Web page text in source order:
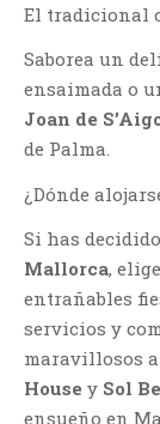
El tradicional
Saborea un
ensaimada o
Joan de
de Palma.
¿Dónde
Si has
Mallorca, elige
entrañables
servicios y
maravillosos
House y Sol
ensueño en